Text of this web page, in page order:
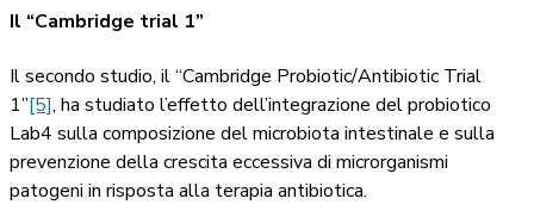
Il “Cambridge trial 1”
Il secondo studio, il “Cambridge Probiotic/Antibiotic Trial
1”[5], ha studiato l’effetto dell’integrazione del probiotico
Lab4 sulla composizione del microbiota intestinale e sulla
prevenzione della crescita eccessiva di microrganismi
patogeni in risposta alla terapia antibiotica.